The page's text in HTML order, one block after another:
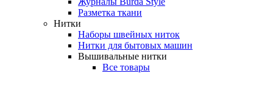
Разметка ткани
Нитки
Наборы швейных ниток
Нитки для бытовых машин
Вышивальные нитки
Все товары